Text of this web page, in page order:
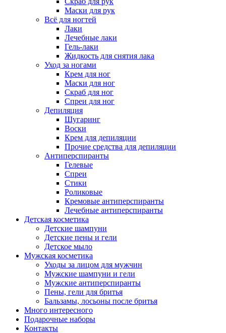
Маски для рук
Всё для ногтей
Лаки
Лечебные лаки
Гель-лаки
Жидкость для снятия лака
Уход за ногами
Крем для ног
Маски для ног
Скраб для ног
Спреи для ног
Депиляция
Шугаринг
Воски
Крем для депиляции
Прочие средства для депиляции
Антиперспиранты
Гелевые
Спреи
Стики
Роликовые
Кремовые антиперспиранты
Лечебные антиперспиранты
Детская косметика
Детские шампуни
Детские пены и гели
Детское мыло
Мужская косметика
Уходы за лицом для мужчин
Мужские шампуни и гели
Мужские антиперспиранты
Пены, гели для бритья
Бальзамы, лосьоны после бритья
Много интересного
Подарочные наборы
Контакты